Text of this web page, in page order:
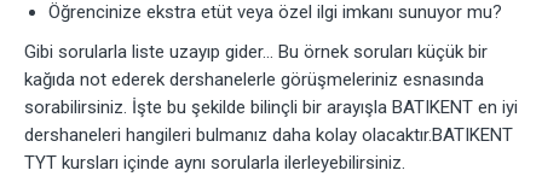
Öğrencinize ekstra etüt veya özel ilgi imkanı sunuyor mu?
Gibi sorularla liste uzayıp gider… Bu örnek soruları küçük bir
kağıda not ederek dershanelerle görüşmeleriniz esnasında
sorabilirsiniz. İşte bu şekilde bilinçli bir arayışla BATIKENT en iyi
dershaneleri hangileri bulmanız daha kolay olacaktır.BATIKENT
TYT kursları içinde aynı sorularla ilerleyebilirsiniz.